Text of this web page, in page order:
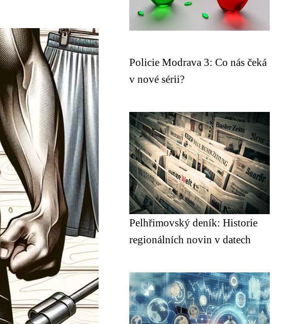
Policie Modrava 3: Co nás čeká
v nové sérii?
Pelhřimovský deník: Historie
regionálních novin v datech